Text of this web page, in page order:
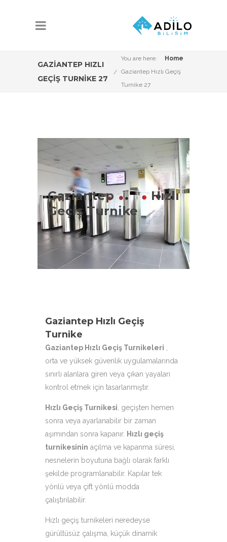
GAZIANTEP HIZLI
GEÇIŞ TURNIKE 27
You are here:
Home
Gaziantep Hızlı Geçiş
Turnike 27
Gaziantep Hızlı
Geçiş Turnike
Gaziantep Hzılı
Geçiş Turnike
Çeşitleri
Gaziantep Vip Turnike Sistemleri
konusunda Adilo Bilişim olarak
aşağıdaki ürün çeşitleri ile
hizmetinizdeyiz.
Gaziantep Hızlı Geçiş
Turnike
Gaziantep Hızlı Geçiş Turnikeleri
orta ve yüksek güvenlik uygulamalarında
sınırlı alanlara giren veya çıkan yayaları
kontrol etmek için tasarlanmıştır.
Hızlı Geçiş Turnikesi , geçişten hemen
sonra veya ayarlanabilir bir zaman
aşımından sonra kapanır. Hızlı geçiş
turnikesinin açılma ve kapanma süresi,
nesnelerin boyutuna bağlı olarak farklı
şekilde programlanabilir. Kapılar tek
yönlü veya çift yönlü modda
çalıştırılabilir.
Hızlı geçiş turnikeleri neredeyse
gürültüsüz çalışma, küçük dinamik